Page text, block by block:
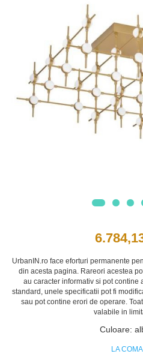
UrbanIN.ro face eforturi permanente
din acesta pagina. Rareori acestea
au caracter informativ si pot
standard, unele specificatii pot fi
sau pot contine erori de operare.
valabile in
Culoare:
LA